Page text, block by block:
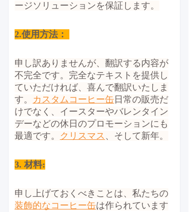
ージソリューションを保証します。
2.使用方法：
申し訳ありませんが、翻訳する内容が
不完全です。完全なテキストを提供し
ていただければ、喜んで翻訳いたしま
す。 カスタムコーヒー缶 日常の販売だ
けでなく、イースターやバレンタイン
デーなどの休日のプロモーションにも
最適です。 クリスマス 、そして新年。
3. 材料:
申し上げておくべきことは、私たちの
装飾的なコーヒー缶は作られています